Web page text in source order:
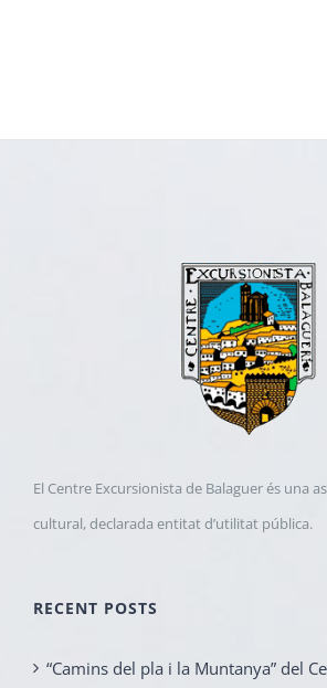
El Centre Excursionista de Balaguer és una
cultural, declarada entitat d’utilitat pública.
RECENT POSTS
“Camins del pla i la Muntanya” del